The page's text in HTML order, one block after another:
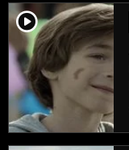
player2